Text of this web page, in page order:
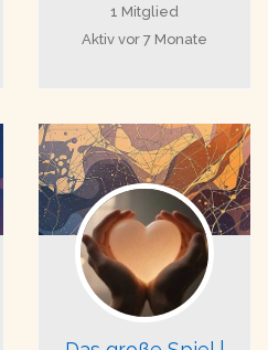
1 Mitglied
Aktiv vor 7 Monate